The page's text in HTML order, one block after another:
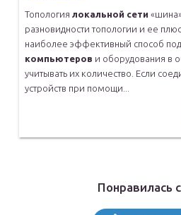
Топология локальной сети
разновидности топологии и ее
наиболее эффективный способ
компьютеров и оборудования в
учитывать их количество. Если
устройств при помощи...
Понравилась